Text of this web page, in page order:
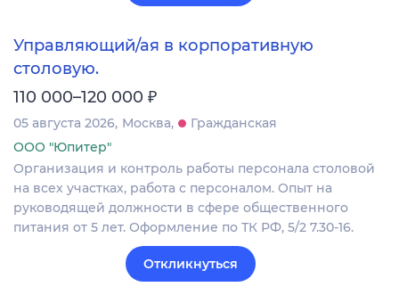
Управляющий/ая в корпоративную
столовую.
110 000–120 000 ₽
05 августа 2026 Москва
Гражданская
ООО "Юпитер"
Организация и контроль работы персонала столовой
на всех участках, работа с персоналом. Опыт на
руководящей должности в сфере общественного
питания от 5 лет. Оформление по ТК РФ, 5/2 7.30-16.
Откликнуться